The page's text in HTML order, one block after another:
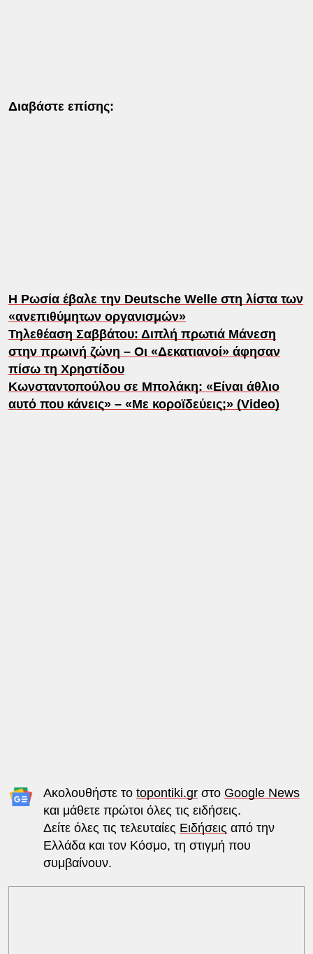
Διαβάστε επίσης:
Η Ρωσία έβαλε την Deutsche Welle στη λίστα των
«ανεπιθύμητων οργανισμών»
Τηλεθέαση Σαββάτου: Διπλή πρωτιά Μάνεση
στην πρωινή ζώνη – Οι «Δεκατιανοί» άφησαν
πίσω τη Χρηστίδου
Κωνσταντοπούλου σε Μπολάκη: «Είναι άθλιο
αυτό που κάνεις» – «Με κοροϊδεύεις;» (Video)
Ακολουθήστε το topontiki.grστο Google News
και μάθετε πρώτοι όλες τις ειδήσεις.
Δείτε όλες τις τελευταίες Ειδήσεις από την
Ελλάδα και τον Κόσμο, τη στιγμή που
συμβαίνουν.